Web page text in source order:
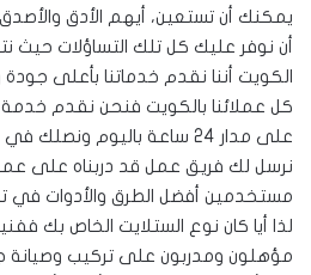
يمكنك أن تستعين، أيهم الأدق والأصدق ،
أن نوفر عليك كل تلك التساؤلات حيث
الكويت أننا نقدم خدماتنا بأعلى
كل عملائنا بالكويت فنحن نقدم خدمة
على مدار 24 ساعة باليوم
نرسل لك فريق عمل قد دربناه على
مستخدمين أفضل الطرق والأدوات في
لذا أيا كان نوع الستلايت الخاص بك
مؤهلون ومدربون على تركيب وصيانة